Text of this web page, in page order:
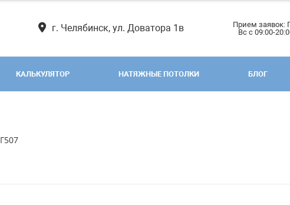
г. Челябинск, ул. Доватора 1в
Прием заявок:
Вс с 09:00-
КАЛЬКУЛЯТОР НАТЯЖНЫЕ ПОТОЛКИ БЛОГ
Г507